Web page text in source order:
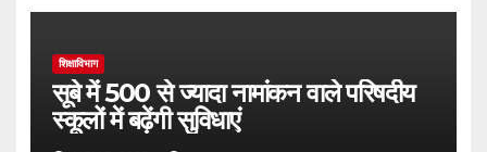
शिक्षाविभाग
सूबे में 500 से ज्यादा नामांकन वाले परिषदीय
स्कूलों में बढ़ेंगी सुविधाएं